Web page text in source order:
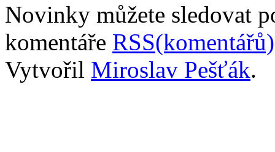
Novinky můžete sledovat
komentáře RSS(komentářů)
Vytvořil Miroslav Pešťák.